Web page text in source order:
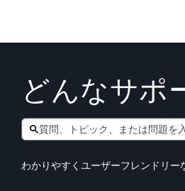
どんなサポ
Search
わかりやすくユーザーフレンドリー